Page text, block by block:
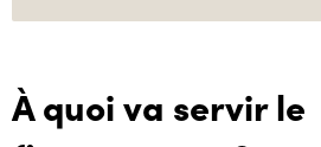
À quoi va servir le